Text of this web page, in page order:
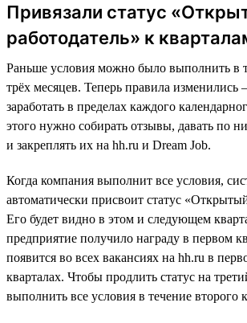
Привязали статус
работодатель» к
Раньше условия можно было выполнить в
трёх месяцев. Теперь правила
заработать в пределах каждого
этого нужно собирать отзывы, давать по
и закреплять их на hh.ru и Dream Job.
Когда компания выполнит все условия,
автоматически присвоит статус
Его будет видно в этом и следующем
предприятие получило награду в первом
появится во всех вакансиях на hh.ru в
кварталах. Чтобы продлить статус на
выполнить все условия в течение второго